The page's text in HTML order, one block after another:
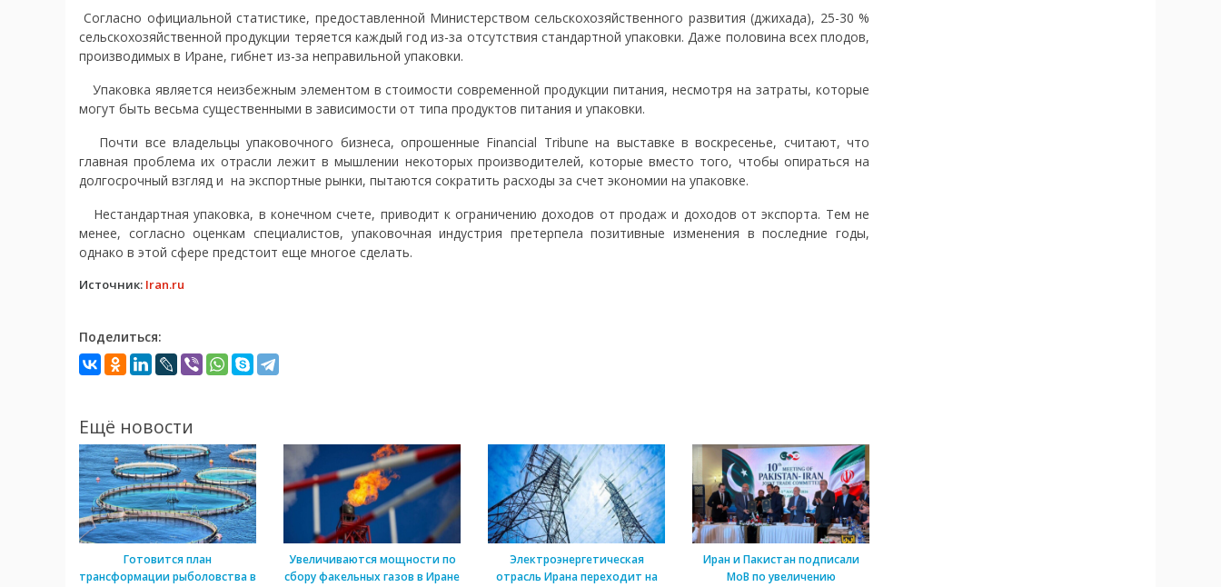
Согласно официальной статистике, предоставленной Министерством сельскохозяйственного развития (джихада), 25-30 %
сельскохозяйственной продукции теряется каждый год из-за отсутствия стандартной упаковки. Даже половина всех плодов,
производимых в Иране, гибнет из-за неправильной упаковки.
Упаковка является неизбежным элементом в стоимости современной продукции питания, несмотря на затраты, которые
могут быть весьма существенными в зависимости от типа продуктов питания и упаковки.
Почти все владельцы упаковочного бизнеса, опрошенные Financial Tribune на выставке в воскресенье, считают, что
главная проблема их отрасли лежит в мышлении некоторых производителей, которые вместо того, чтобы опираться на
долгосрочный взгляд и на экспортные рынки, пытаются сократить расходы за счет экономии на упаковке.
Нестандартная упаковка, в конечном счете, приводит к ограничению доходов от продаж и доходов от экспорта. Тем не
менее, согласно оценкам специалистов, упаковочная индустрия претерпела позитивные изменения в последние годы,
однако в этой сфере предстоит еще многое сделать.
Источник: Iran.ru
Поделиться:
Ещё новости
Готовится план
трансформации рыболовства в
Увеличиваются мощности по
сбору факельных газов в Иране
Электроэнергетическая
отрасль Ирана переходит на
Иран и Пакистан подписали
МоВ по увеличению